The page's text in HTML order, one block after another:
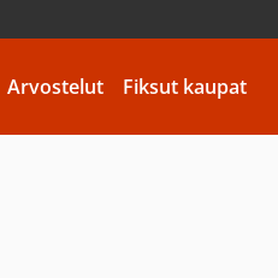
Arvostelut Fiksut kaupat